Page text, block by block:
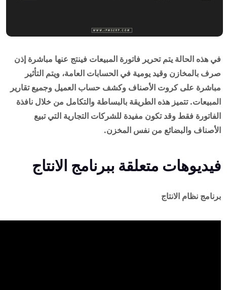
في هذه الحالة يتم تحرير فاتورة المبيعات فينتج عنها مباشرة إذن
صرف بالمخازن وقيد يومية في الحسابات العامة، ويتم التأثير
مباشرة على كروت الأصناف وكشف حساب العميل وجميع تقارير
المبيعات. تتميز هذه الطريقة بالبساطة والتكامل من خلال نافذة
الفاتورة فقط وقد تكون مفيدة للشركات التجارية التي تبيع
الأصناف والبضائع من نفس المخزن.
فيديوهات متعلقة ببرنامج الانتاج
برنامج نظام الانتاج